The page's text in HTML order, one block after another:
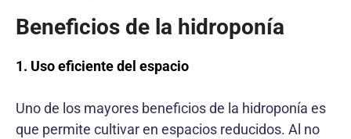
Beneficios de la hidroponía
1. Uso eficiente del espacio
Uno de los mayores beneficios de la hidroponía es
que permite cultivar en espacios reducidos. Al no